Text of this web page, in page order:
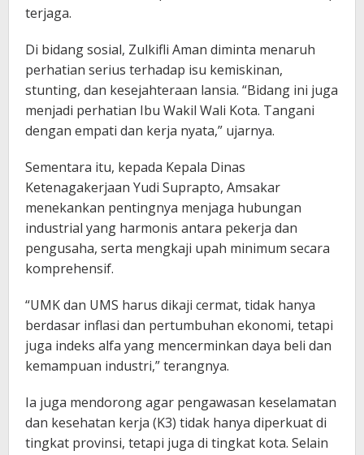
terjaga.
Di bidang sosial, Zulkifli Aman diminta menaruh
perhatian serius terhadap isu kemiskinan,
stunting, dan kesejahteraan lansia. “Bidang ini juga
menjadi perhatian Ibu Wakil Wali Kota. Tangani
dengan empati dan kerja nyata,” ujarnya.
Sementara itu, kepada Kepala Dinas
Ketenagakerjaan Yudi Suprapto, Amsakar
menekankan pentingnya menjaga hubungan
industrial yang harmonis antara pekerja dan
pengusaha, serta mengkaji upah minimum secara
komprehensif.
“UMK dan UMS harus dikaji cermat, tidak hanya
berdasar inflasi dan pertumbuhan ekonomi, tetapi
juga indeks alfa yang mencerminkan daya beli dan
kemampuan industri,” terangnya.
Ia juga mendorong agar pengawasan keselamatan
dan kesehatan kerja (K3) tidak hanya diperkuat di
tingkat provinsi, tetapi juga di tingkat kota. Selain